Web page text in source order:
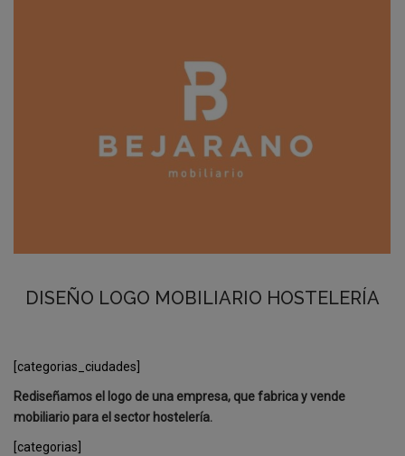
DISEÑO LOGO MOBILIARIO HOSTELERÍA
[categorias_ciudades]
Rediseñamos el logo de una empresa, que fabrica y vende
mobiliario para el sector hostelería.
[categorias]